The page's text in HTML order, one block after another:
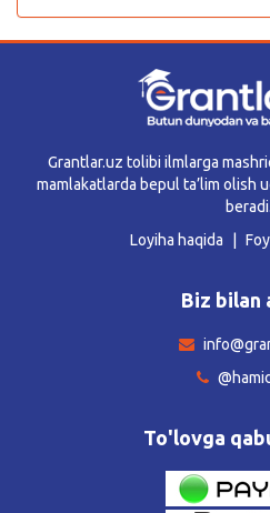
Grantlar.uz tolibi ilmlarga
mamlakatlarda bepul ta’lim olish
beradi.
Loyiha haqida
Biz bilan
To'lovga